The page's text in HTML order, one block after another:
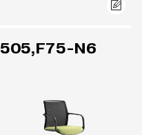
505,F75-N6